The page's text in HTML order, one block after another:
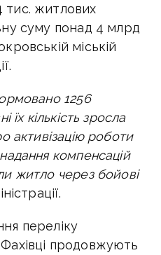
тис. житлових
суму понад 4 млрд
міській
1256
їх кількість зросла
активізацію роботи
компенсацій
житло через бойові
переліку
продовжують